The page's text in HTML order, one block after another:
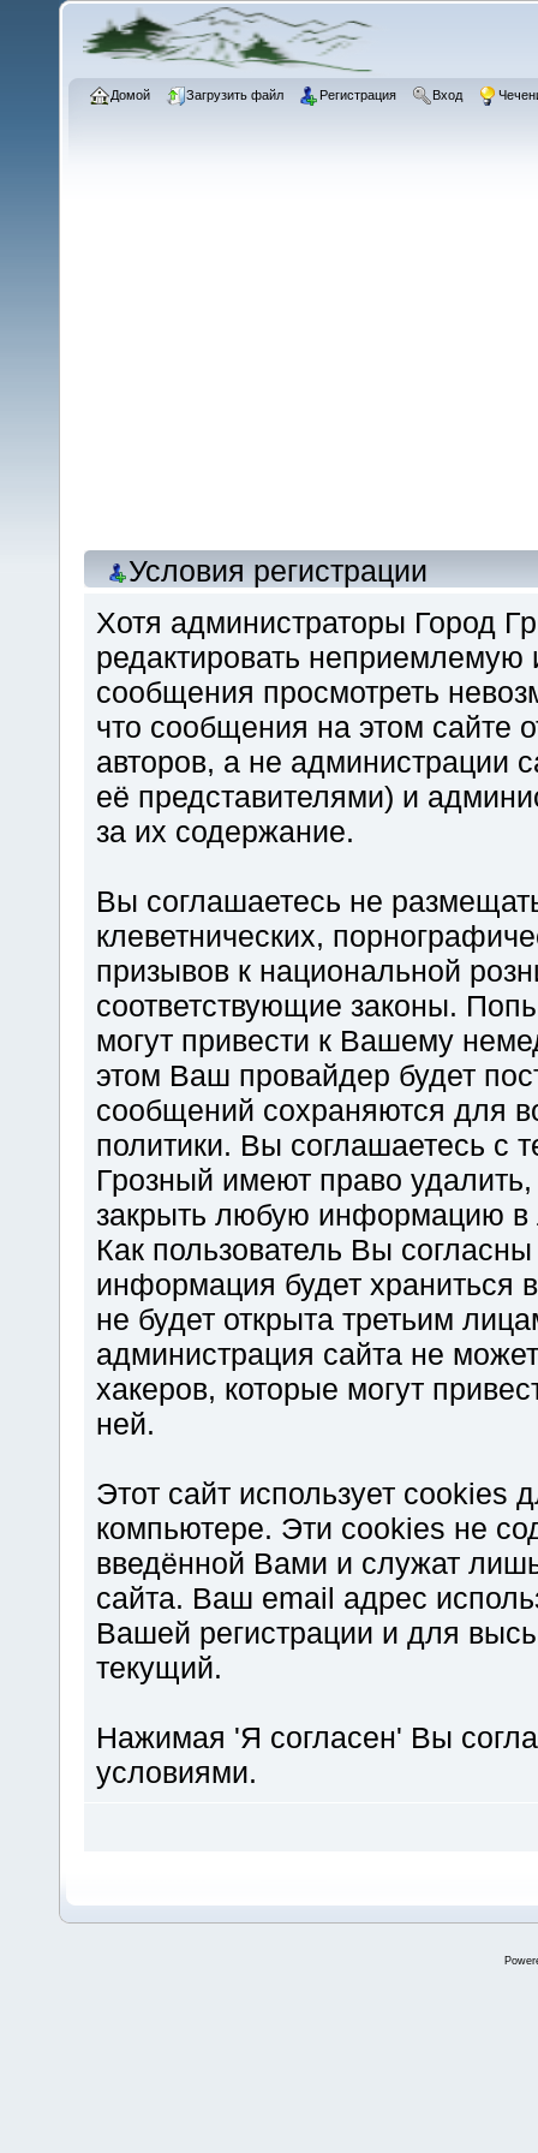
Домой Загрузить файл Регистрация Вход
Условия регистрации
Хотя администраторы Город
редактировать
сообщения просмотреть
что сообщения на этом сайте
авторов, а не администрации
её представителями) и
за их содержание.
Вы соглашаетесь не
клеветнических,
призывов к национальной
соответствующие законы.
могут привести к Вашему
этом Ваш провайдер будет
сообщений сохраняются для
политики. Вы соглашаетесь с
Грозный имеют право
закрыть любую информацию
Как пользователь Вы
информация будет храниться
не будет открыта третьим
администрация сайта не
хакеров, которые могут
ней.
Этот сайт использует
компьютере. Эти cookies не
введённой Вами и служат
сайта. Ваш email адрес
Вашей регистрации и для
текущий.
Нажимая 'Я согласен' Вы
условиями.